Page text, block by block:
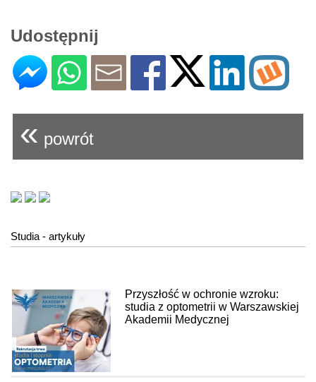
Udostępnij
« powrót
Studia - artykuły
Przyszłość w ochronie wzroku:
studia z optometrii w Warszawskiej
Akademii Medycznej